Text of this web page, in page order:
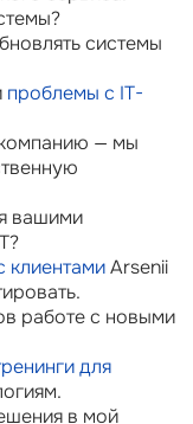
системы
проблемы с IT-
— мы
вашими
клиентамиArsenii
работе с новыми
для
в мой